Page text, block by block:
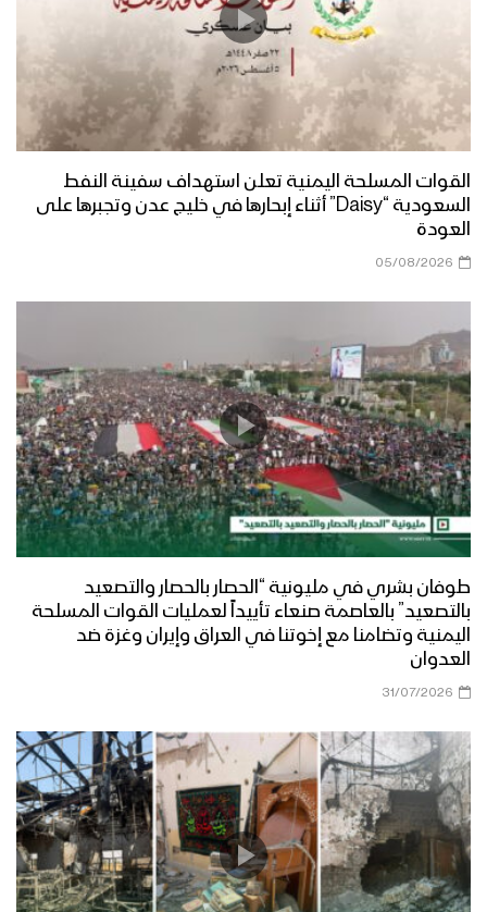
القوات المسلحة اليمنية تعلن استهداف سفينة النفط
السعودية “Daisy” أثناء إبحارها في خليج عدن وتجبرها على
العودة
05/08/2026
طوفان بشري في مليونية “الحصار بالحصار والتصعيد
بالتصعيد” بالعاصمة صنعاء تأييداً لعمليات القوات المسلحة
اليمنية وتضامنا مع إخوتنا في العراق وإيران وغزة ضد
العدوان
31/07/2026